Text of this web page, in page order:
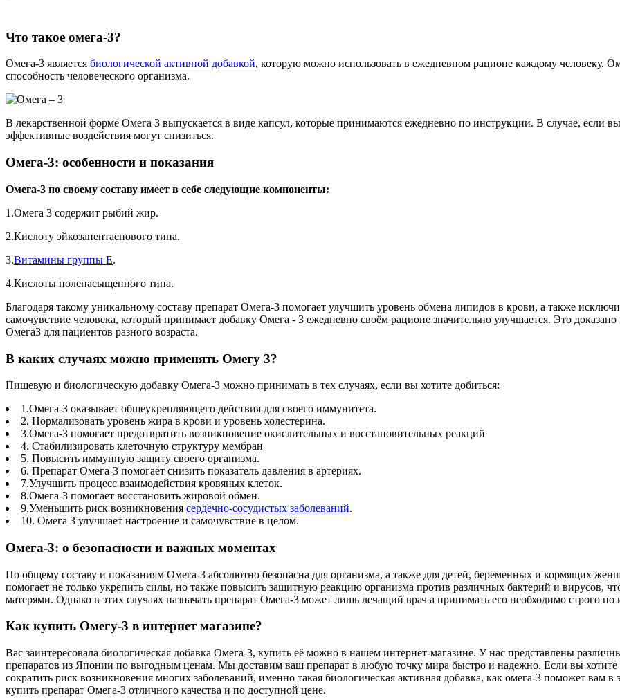
Что такое омега-3?
Омега-3 является биологической активной добавкой, которую можно использовать в ежедневном рационе каждому человеку.
способность человеческого организма.
В лекарственной форме Омега 3 выпускается в виде капсул, которые принимаются ежедневно по инструкции. В случае, если
эффективные воздействия могут снизиться.
Омега-3: особенности и показания
Омега-3 по своему составу имеет в себе следующие компоненты:
1.Омега 3 содержит рыбий жир.
2.Кислоту эйкозапентаенового типа.
3.Витамины группы Е.
4.Кислоты поленасыщенного типа.
Благодаря такому уникальному составу препарат Омега-3 помогает улучшить уровень обмена липидов в крови, а также
самочувствие человека, который принимает добавку Омега - 3 ежедневно своём рационе значительно улучшается. Это
Омега3 для пациентов разного возраста.
В каких случаях можно применять Омегу 3?
Пищевую и биологическую добавку Омега-3 можно принимать в тех случаях, если вы хотите добиться:
1.Омега-3 оказывает общеукрепляющего действия для своего иммунитета.
2. Нормализовать уровень жира в крови и уровень холестерина.
3.Омега-3 помогает предотвратить возникновение окислительных и восстановительных реакций
4. Стабилизировать клеточную структуру мембран
5. Повысить иммунную защиту своего организма.
6. Препарат Омега-3 помогает снизить показатель давления в артериях.
7.Улучшить процесс взаимодействия кровяных клеток.
8.Омега-3 помогает восстановить жировой обмен.
9.Уменьшить риск возникновения сердечно-сосудистых заболеваний.
10. Омега 3 улучшает настроение и самочувствие в целом.
Омега-3: о безопасности и важных моментах
По общему составу и показаниям Омега-3 абсолютно безопасна для организма, а также для детей, беременных и кормящих
помогает не только укрепить силы, но также повысить защитную реакцию организма против различных бактерий и вирусов,
матерями. Однако в этих случаях назначать препарат Омега-3 может лишь лечащий врач а принимать его необходимо строго по
Как купить Омегу-3 в интернет магазине?
Вас заинтересовала биологическая добавка Омега-3, купить её можно в нашем интернет-магазине. У нас представлены
препаратов из Японии по выгодным ценам. Мы доставим ваш препарат в любую точку мира быстро и надежно. Если вы хотите
сократить риск возникновения многих заболеваний, именно такая биологическая активная добавка, как омега-3 поможет вам
купить препарат Омега-3 отличного качества и по доступной цене.